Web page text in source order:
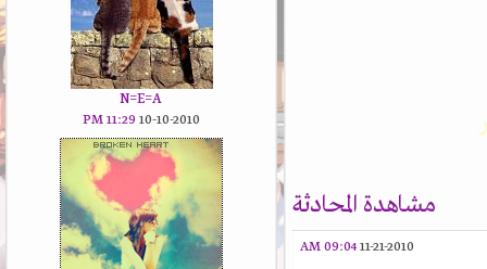
مشاهدة المحادثة
11-21-2010
09:04 AM
N=E=A
10-10-2010
11:29 PM